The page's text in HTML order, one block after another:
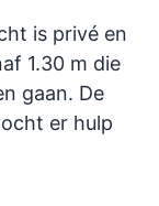
is privé en
1.30 m die
gaan. De
er hulp